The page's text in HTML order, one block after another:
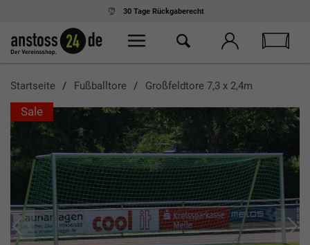
Startseite Fußballtore Großfeldtore 7,3 x 2,4m
Sale